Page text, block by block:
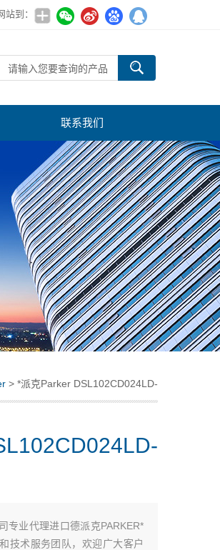
站到：
联系我们
> *派克Parker DSL102CD024LD-
8T
专业代理进口德派克PARKER*
技术服务团队，欢迎广大客户